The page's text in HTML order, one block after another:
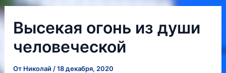
Высекая огонь из души
человеческой
От Николай /18 декабря, 2020